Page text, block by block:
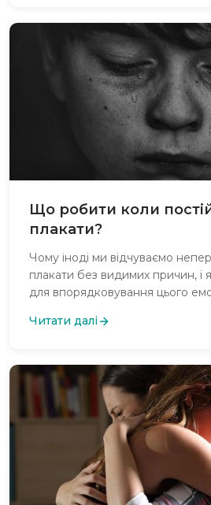
Що робити коли
плакати?
Чому іноді ми відчуваємо
плакати без видимих причин, і
для впорядковування цього
подій, гормональних змін та
Читати далі